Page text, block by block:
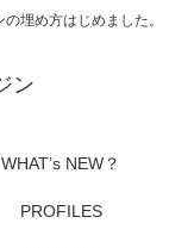
埋め方はじめました。
ン
WHAT’s NEW？
PROFILES